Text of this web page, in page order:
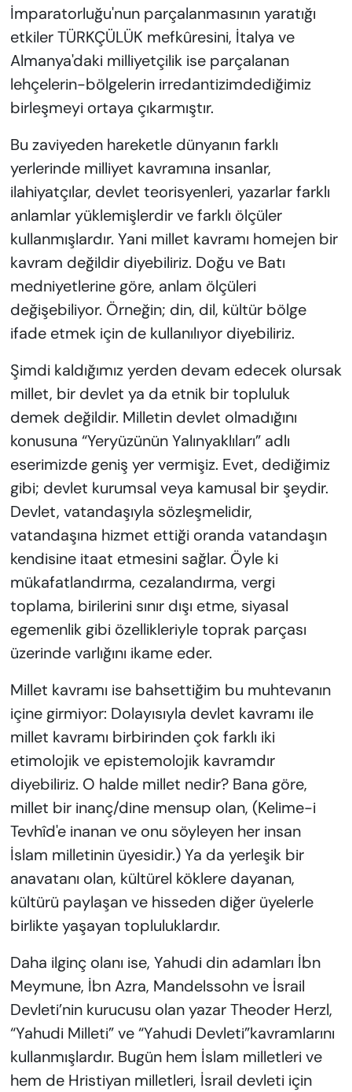
İmparatorluğu'nun parçalanmasının yaratığı
etkiler TÜRKÇÜLÜK mefkûresini, İtalya ve
Almanya'daki milliyetçilik ise parçalanan
lehçelerin-bölgelerin irredantizimdediğimiz
birleşmeyi ortaya çıkarmıştır.
Bu zaviyeden hareketle dünyanın farklı
yerlerinde milliyet kavramına insanlar,
ilahiyatçılar, devlet teorisyenleri, yazarlar farklı
anlamlar yüklemişlerdir ve farklı ölçüler
kullanmışlardır. Yani millet kavramı homejen bir
kavram değildir diyebiliriz. Doğu ve Batı
medniyetlerine göre, anlam ölçüleri
değişebiliyor. Örneğin; din, dil, kültür bölge
ifade etmek için de kullanılıyor diyebiliriz.
Şimdi kaldığımız yerden devam edecek olursak
millet, bir devlet ya da etnik bir topluluk
demek değildir. Milletin devlet olmadığını
konusuna “Yeryüzünün Yalınyaklıları” adlı
eserimizde geniş yer vermişiz. Evet, dediğimiz
gibi; devlet kurumsal veya kamusal bir şeydir.
Devlet, vatandaşıyla sözleşmelidir,
vatandaşına hizmet ettiği oranda vatandaşın
kendisine itaat etmesini sağlar. Öyle ki
mükafatlandırma, cezalandırma, vergi
toplama, birilerini sınır dışı etme, siyasal
egemenlik gibi özellikleriyle toprak parçası
üzerinde varlığını ikame eder.
Millet kavramı ise bahsettiğim bu muhtevanın
içine girmiyor: Dolayısıyla devlet kavramı ile
millet kavramı birbirinden çok farklı iki
etimolojik ve epistemolojik kavramdır
diyebiliriz. O halde millet nedir? Bana göre,
millet bir inanç/dine mensup olan, (Kelime-i
Tevhîd'e inanan ve onu söyleyen her insan
İslam milletinin üyesidir.) Ya da yerleşik bir
anavatanı olan, kültürel köklere dayanan,
kültürü paylaşan ve hisseden diğer üyelerle
birlikte yaşayan topluluklardır.
Daha ilginç olanı ise, Yahudi din adamları İbn
Meymune, İbn Azra, Mandelssohn ve İsrail
Devleti’nin kurucusu olan yazar Theoder Herzl,
“Yahudi Milleti” ve “Yahudi Devleti”kavramlarını
kullanmışlardır. Bugün hem İslam milletleri ve
hem de Hristiyan milletleri, İsrail devleti için